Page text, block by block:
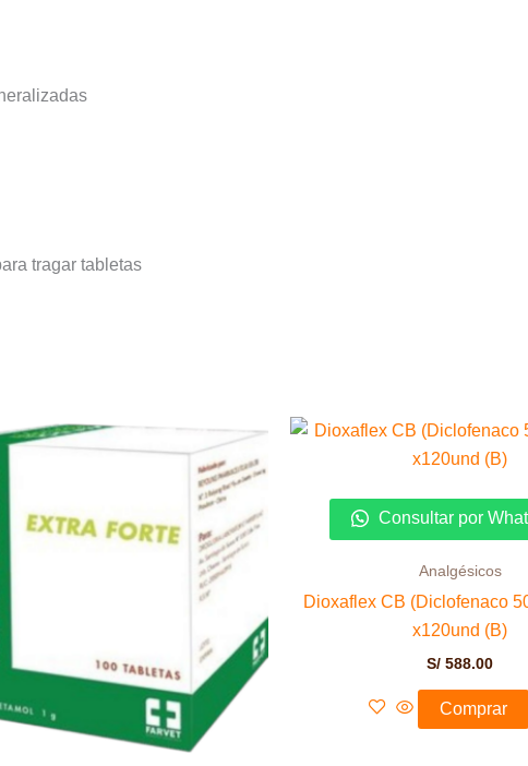
tragar tabletas
Consultar por
Analgésicos
Dioxaflex CB (Diclofenaco
x120und (B)
S/ 588.00
Comprar